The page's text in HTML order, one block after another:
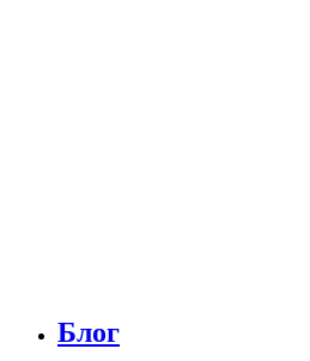
Блог